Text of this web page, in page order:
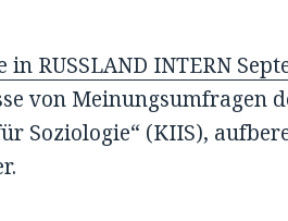
in RUSSLAND INTERN
von Meinungsumfragen
Soziologie“ (KIIS),